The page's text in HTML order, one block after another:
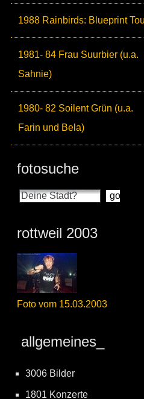
1988 Rainbirds: Blueprint
1981- 84 Frau Suurbier (u.a.
Sahnie)
1980- 82 Soilent Grün (u.a.
Farin und Bela)
fotosuche
rottweil 2003
Foto vom 15.03.2003
allgemeines_
3006 Bilder
1801 Konzerte